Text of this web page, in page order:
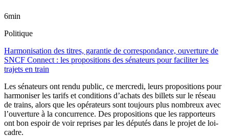
6min
Politique
Harmonisation des titres, garantie de correspondance, ouverture de
SNCF Connect : les propositions des sénateurs pour faciliter les
trajets en train
Les sénateurs ont rendu public, ce mercredi, leurs propositions pour
harmoniser les tarifs et conditions d’achats des billets sur le réseau
de trains, alors que les opérateurs sont toujours plus nombreux avec
l’ouverture à la concurrence. Des propositions que les rapporteurs
ont bon espoir de voir reprises par les députés dans le projet de loi-
cadre.